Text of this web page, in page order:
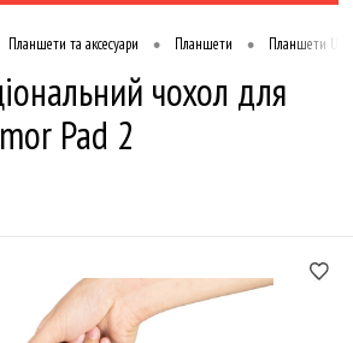
Планшети та аксесуари • Планшети • Планшети
чохол для
Pad 2